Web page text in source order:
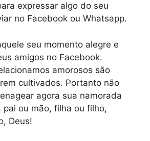
expressar algo do seu
no Facebook ou Whatsapp.
seu momento alegre e
amigos no Facebook.
amorosos são
cultivados. Portanto não
agora sua namorada
pai ou mão, filha ou filho,
Deus!